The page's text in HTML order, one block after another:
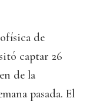
de
captar 26
de la
pasada. El